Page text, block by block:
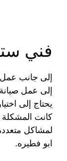
فني
إلى جانب
إلى عمل
يحتاج إلى
كانت
لمشاكل
ابو فطيره.